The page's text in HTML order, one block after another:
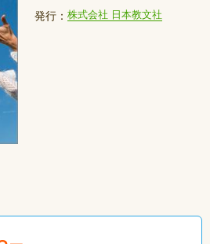
発行： 株式会社 日本教文社